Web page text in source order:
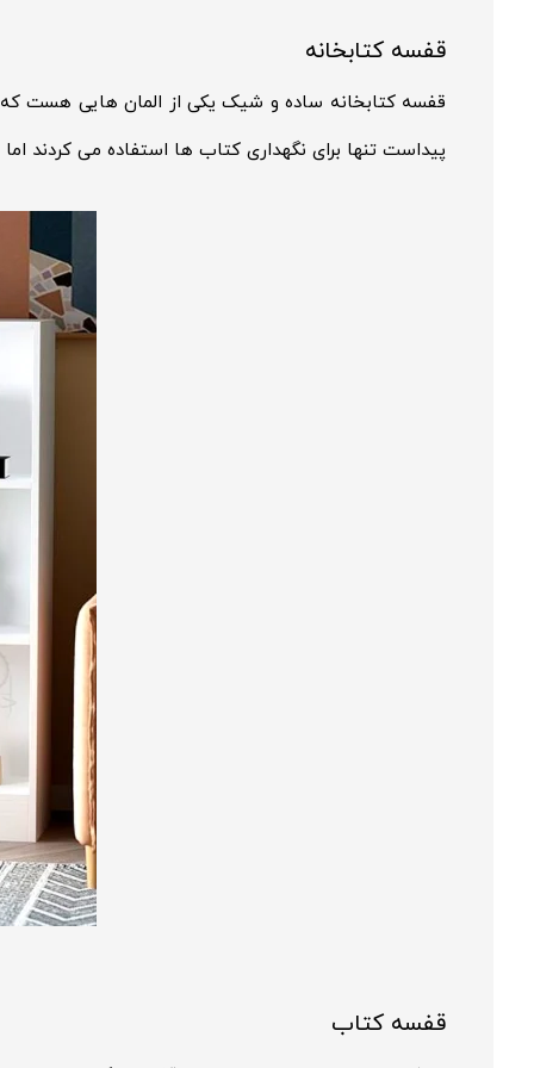
قفسه کتابخانه
قفسه کتابخانه ساده و شیک یکی از المان هایی هست
پیداست تنها برای نگهداری کتاب ها استفاده می کردند
قفسه کتاب